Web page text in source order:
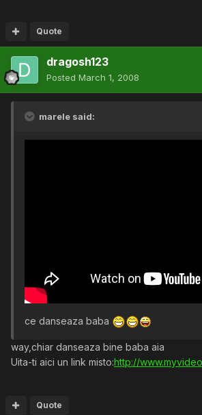
Quote
dragosh123
Posted March 1, 2008
marele said:
ce danseaza baba
way,chiar danseaza bine baba aia
Uita-ti aici un link misto:http://
Quote